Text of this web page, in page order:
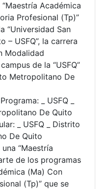
Académica
Profesional (Tp)”
“Universidad San
– USFQ”, la carrera
Modalidad
de la “USFQ”
Metropolitano De
_ USFQ _
De Quito
_ USFQ _ Distrito
De Quito
“Maestría
de los programas
(Ma) Con
(Tp)” que se